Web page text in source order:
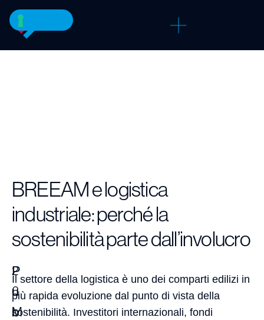
BREEAM e logistica
industriale: perché la
sostenibilità parte dall’involucro
P
u
b
2
6
M
Il settore della logistica è uno dei comparti edilizi in
più rapida evoluzione dal punto di vista della
sostenibilità. Investitori internazionali, fondi